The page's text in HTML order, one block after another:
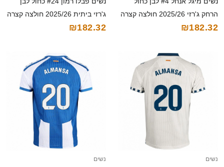
הרחק ג'רזי 2025/26 חולצה קצרה
₪182.32
ג'רזי ביתית 2025/26 חולצה קצרה
₪182.32
נשים נשים